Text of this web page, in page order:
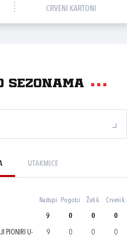
CRVENI KARTONI
UTAKMICE
Nastupi Pogotci Žuti k. Crveni k.
9 0 0 0
PIONIRI U-
9 0 0 0